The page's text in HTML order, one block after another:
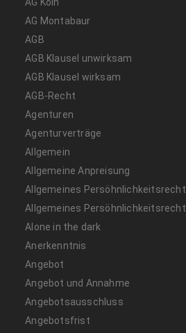
AG Montabaur
AGB
AGB Klausel unwirksam
AGB Klausel wirksam
AGB-Recht
Agenturen
Agenturverträge
Allgemein
Allgemeine Anpreisung
Allgemeines Persöhnlichkeitsrecht
Allgemeines Persöhnlichkeitsrecht
Alone in the dark
Anerkenntnis
Angebot
Angebot und Annahme
Angebotsausschluss
Angebotsfrist